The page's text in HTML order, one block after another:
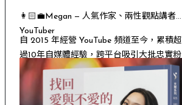
👩🏻‍💼Megan — 人氣作家、兩性觀點講者、
YouTuber
自 2015 年經營 YouTube 頻道至今，累積超
過10年自媒體經驗，跨平台吸引大批忠實粉
絲。
2025 年出版暢銷作品《找回愛與不愛的底
氣》，以深入淺出的方式剖析男女思維差異